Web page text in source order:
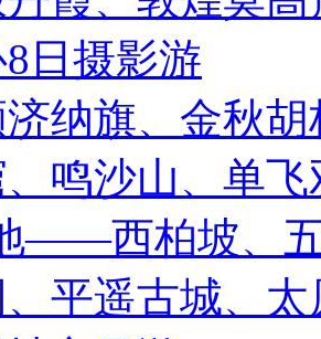
纳旗、金秋
鸣沙山、单